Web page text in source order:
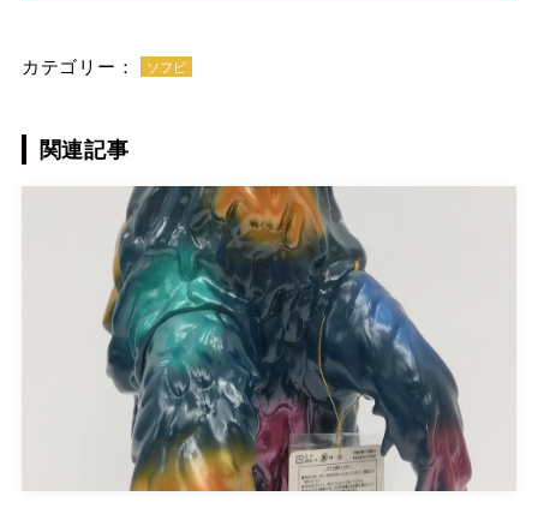
カテゴリー： ソフビ
関連記事